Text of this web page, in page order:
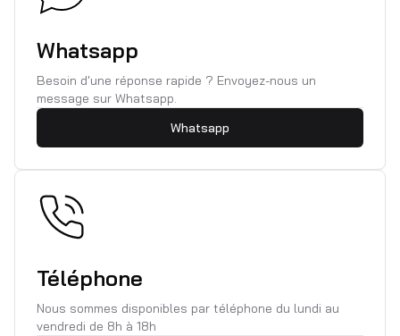
Whatsapp
Besoin d'une réponse rapide ? Envoyez-nous un
message sur Whatsapp.
Whatsapp
Téléphone
Nous sommes disponibles par téléphone du lundi au
vendredi de 8h à 18h